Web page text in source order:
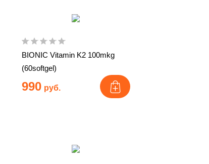
BIONIC Vitamin K2 100mkg
(60softgel)
990 руб.